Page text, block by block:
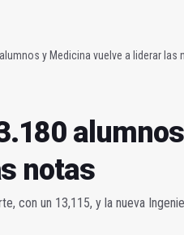
y Medicina vuelve a liderar las
notas
con un 13,115, y la nueva